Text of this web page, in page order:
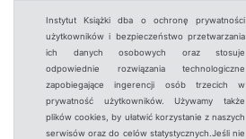
Instytut Książki dba o ochronę prywatności
użytkowników i bezpieczeństwo przetwarzania
ich danych osobowych oraz stosuje
odpowiednie rozwiązania technologiczne
zapobiegające ingerencji osób trzecich w
prywatność użytkowników. Używamy także
plików cookies, by ułatwić korzystanie z naszych
serwisów oraz do celów statystycznych.Jeśli nie